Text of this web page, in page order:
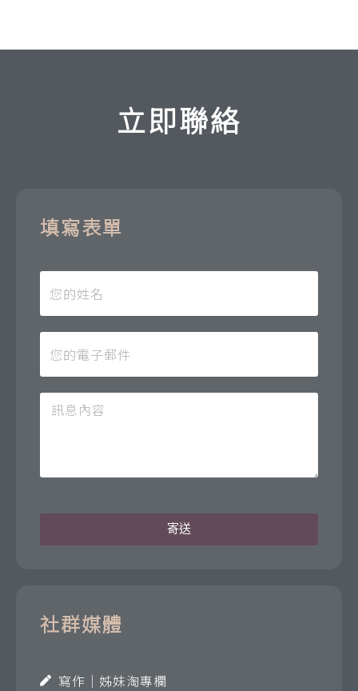
立即聯絡
填寫表單
寄送
社群媒體
寫作｜姊妹淘專欄